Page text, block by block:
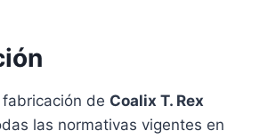
de Coalix T. Rex
las normativas vigentes en